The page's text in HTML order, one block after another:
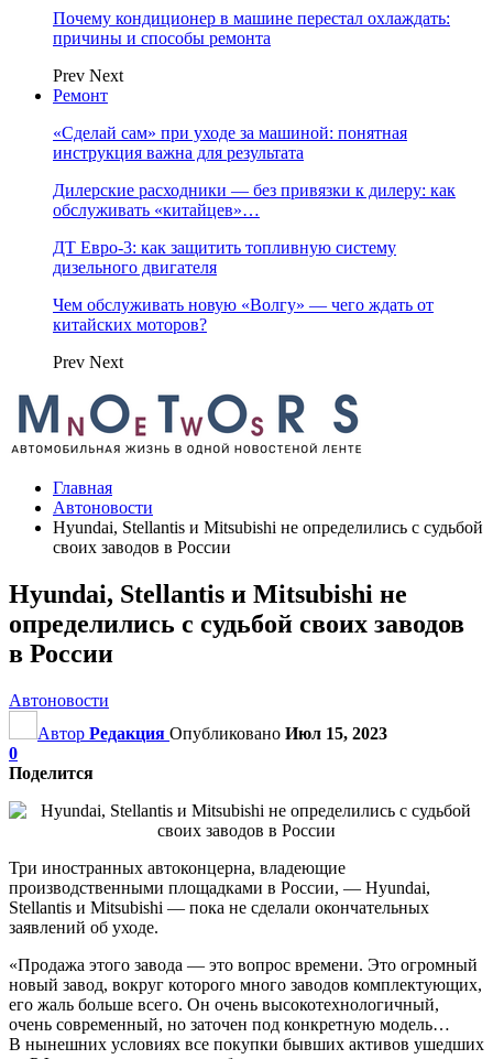
Почему кондиционер в машине перестал охлаждать:
причины и способы ремонта
Prev Next
Ремонт
«Сделай сам» при уходе за машиной: понятная
инструкция важна для результата
Дилерские расходники — без привязки к дилеру: как
обслуживать «китайцев»…
ДТ Евро-3: как защитить топливную систему
дизельного двигателя
Чем обслуживать новую «Волгу» — чего ждать от
китайских моторов?
Prev Next
Главная
Автоновости
Hyundai, Stellantis и Mitsubishi не определились с судьбой
своих заводов в России
Hyundai, Stellantis и Mitsubishi не
определились с судьбой своих заводов
в России
Автоновости
Автор Редакция Опубликовано Июл 15, 2023
0
Поделится
Три иностранных автоконцерна, владеющие
производственными площадками в России, — Hyundai,
Stellantis и Mitsubishi — пока не сделали окончательных
заявлений об уходе.
«Продажа этого завода — это вопрос времени. Это огромный
новый завод, вокруг которого много заводов комплектующих,
его жаль больше всего. Он очень высокотехнологичный,
очень современный, но заточен под конкретную модель…
В нынешних условиях все покупки бывших активов ушедших